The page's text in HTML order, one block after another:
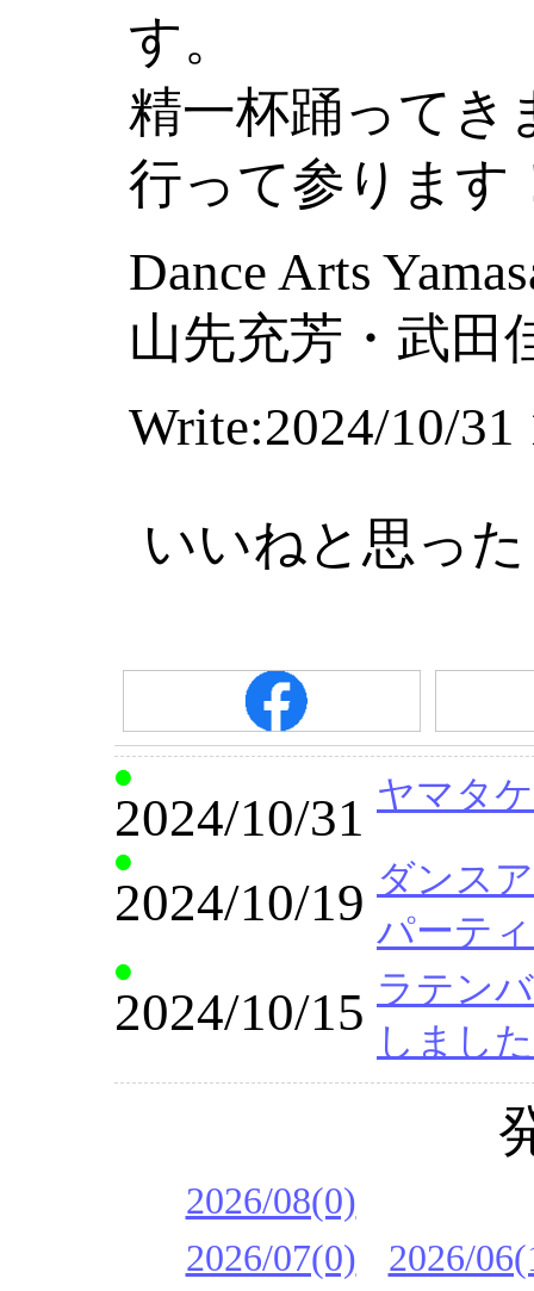
す。
精一杯踊ってき
行って参ります
Dance Arts
山先充芳・武田
Write:2024/10/31
いいねと思っ
2024/10/31 ヤマタ
2024/10/19 ダンス
パーテ
2024/10/15 ラテン
しました
2026/08(0)
2026/07(0)
2026/